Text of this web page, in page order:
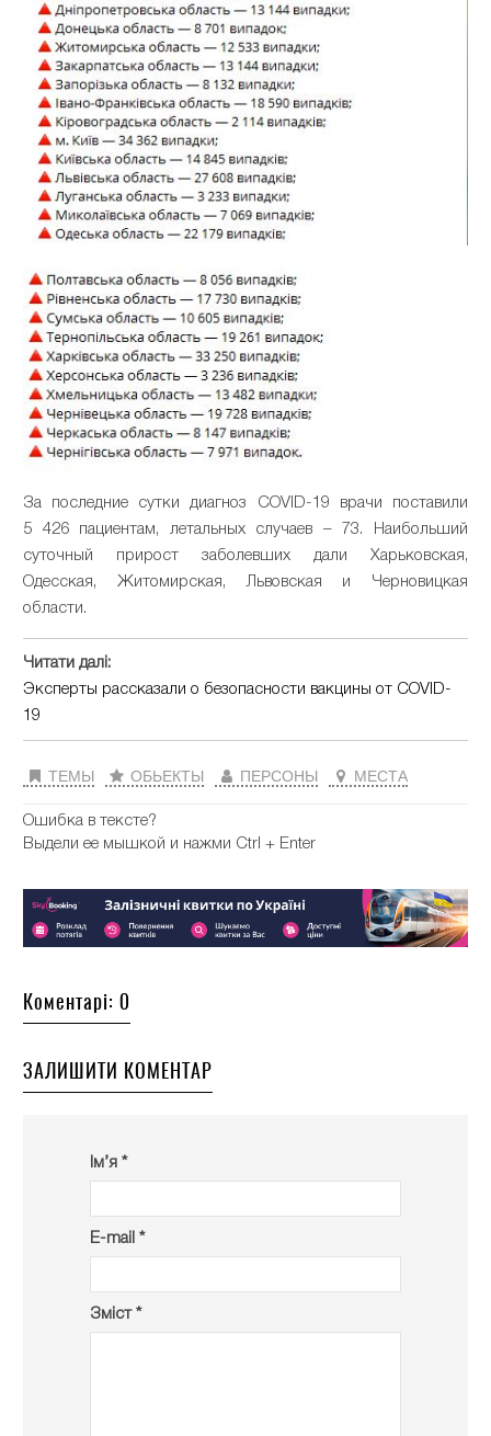
За последние сутки диагноз COVID-19 врачи поставили
5 426 пациентам, летальных случаев – 73. Наибольший
суточный прирост заболевших дали Харьковская,
Одесская, Житомирская, Львовская и Черновицкая
области.
Читати далі:
Эксперты рассказали о безопасности вакцины от COVID-
19
ТЕМЫ ОБЬЕКТЫ ПЕРСОНЫ МЕСТА
Ошибка в тексте?
Выдели ее мышкой и нажми Ctrl + Enter
Коментарі: 0
ЗАЛИШИТИ КОМЕНТАР
Ім’я *
E-mail *
Зміст *